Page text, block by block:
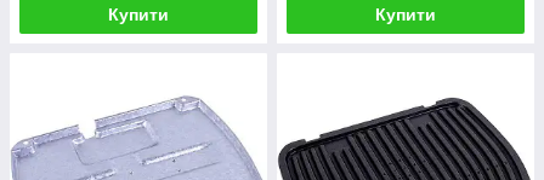
Купити Купити